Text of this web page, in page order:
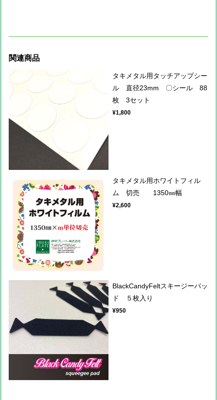
関連商品
タキメタル用タッチアップシー
ル 直径23mm 〇シール 88
枚 3セット
¥1,800
タキメタル用ホワイトフィル
ム 切売 1350㎜幅
¥2,600
BlackCandyFeltスキージーパッ
ド ５枚入り
¥950